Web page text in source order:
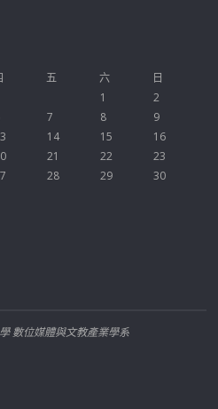
五 六
日
1
2
7 8
9
14 15
16
21 22
23
28 29
30
數位媒體與文教產業學系